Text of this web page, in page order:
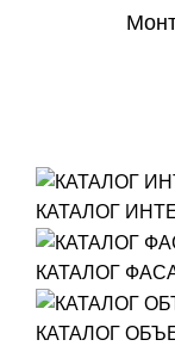
КАТАЛОГ
КАТАЛОГ
КАТАЛОГ